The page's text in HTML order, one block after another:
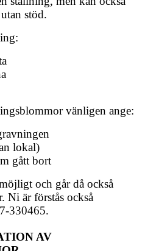
stöd.
vänligen ange:
lokal)
gått bort
och går då också
Ni är förstås också
330465.
AV